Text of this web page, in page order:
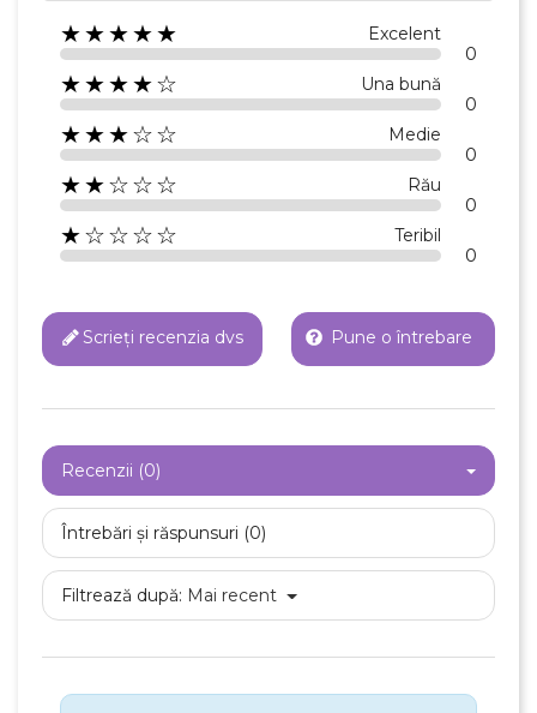
★★★★★ Excelent
0
★★★★☆ Una bună
0
★★★☆☆ Medie
0
★★☆☆☆ Rău
0
★☆☆☆☆ Teribil
0
Scrieți recenzia dvs Pune o întrebare
Recenzii (0)
Întrebări și răspunsuri (0)
Filtrează după: Mai recent